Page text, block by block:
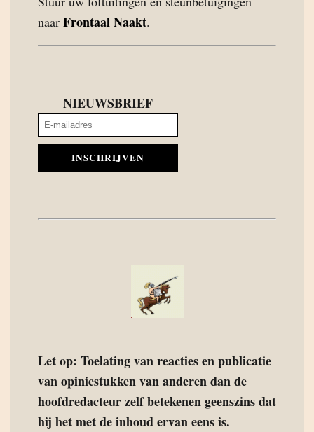
naar Frontaal Naakt.
NIEUWSBRIEF
INSCHRIJVEN
Let op: Toelating van reacties en publicatie
van opiniestukken van anderen dan de
hoofdredacteur zelf betekenen geenszins dat
hij het met de inhoud ervan eens is.